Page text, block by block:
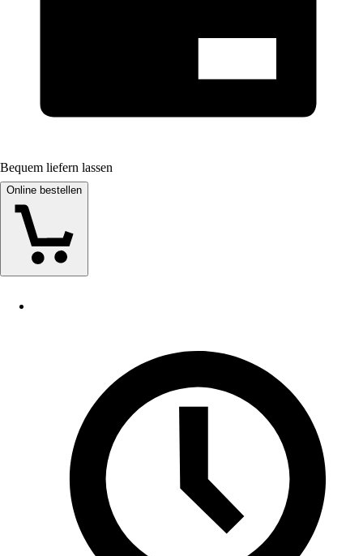
Bequem liefern lassen
Online bestellen